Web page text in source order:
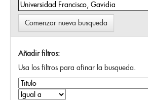
Comenzar nueva busqueda
Añadir filtros:
Usa los filtros para afinar la busqueda.